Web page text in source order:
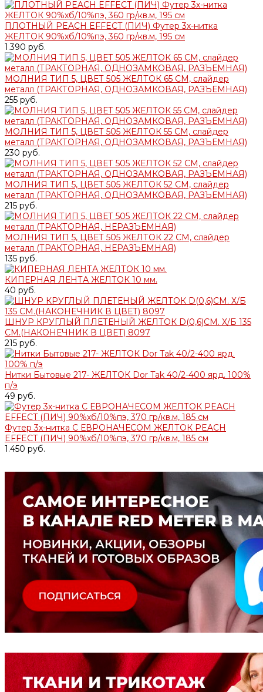
ПЛОТНЫЙ PEACH EFFECT (ПИЧ) Футер 3х-нитка
ЖЕЛТОК 90%хб/10%пэ, 360 гр/кв.м, 195 см
1.390 руб.
МОЛНИЯ ТИП 5, ЦВЕТ 505 ЖЕЛТОК 65 СМ, слайдер
металл (ТРАКТОРНАЯ, ОДНОЗАМКОВАЯ, РАЗЪЕМНАЯ)
255 руб.
МОЛНИЯ ТИП 5, ЦВЕТ 505 ЖЕЛТОК 55 СМ, слайдер
металл (ТРАКТОРНАЯ, ОДНОЗАМКОВАЯ, РАЗЪЕМНАЯ)
230 руб.
МОЛНИЯ ТИП 5, ЦВЕТ 505 ЖЕЛТОК 52 СМ, слайдер
металл (ТРАКТОРНАЯ, ОДНОЗАМКОВАЯ, РАЗЪЕМНАЯ)
215 руб.
МОЛНИЯ ТИП 5, ЦВЕТ 505 ЖЕЛТОК 22 СМ, слайдер
металл (ТРАКТОРНАЯ, НЕРАЗЪЕМНАЯ)
135 руб.
КИПЕРНАЯ ЛЕНТА ЖЕЛТОК 10 мм.
40 руб.
ШНУР КРУГЛЫЙ ПЛЕТЕНЫЙ ЖЕЛТОК D(0,6)СМ. Х/Б 135
СМ.(НАКОНЕЧНИК В ЦВЕТ) 8097
215 руб.
Нитки Бытовые 217- ЖЕЛТОК Dor Tak 40/2-400 ярд. 100%
п/э
49 руб.
Футер 3х-нитка С ЕВРОНАЧЕСОМ ЖЕЛТОК PEACH
EFFECT (ПИЧ) 90%хб/10%пэ, 370 гр/кв.м, 185 см
1.450 руб.